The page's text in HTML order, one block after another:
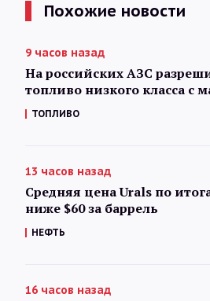
Похожие новости
9 часов назад
На российских АЗС
топливо низкого класса с
ТОПЛИВО
13 часов назад
Средняя цена Urals по
ниже $60 за баррель
НЕФТЬ
16 часов назад